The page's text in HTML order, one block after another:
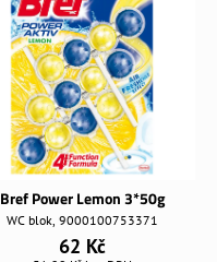
Bref Power Lemon 3*50g
WC blok, 9000100753371
62 Kč